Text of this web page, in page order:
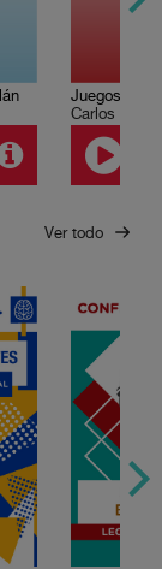
Juegos
Carlos
Ver todo